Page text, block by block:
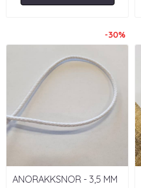
-30%
ANORAKKSNOR - 3,5 MM